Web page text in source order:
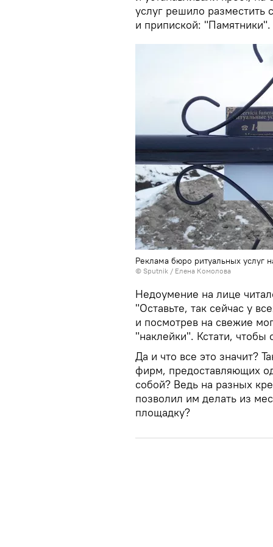
услуг решило
и припиской: "Памятники".
Реклама бюро ритуальных услуг
© Sputnik / Елена Комолова
Недоумение на лице
"Оставьте, так сейчас у
и посмотрев на свежие
"наклейки". Кстати, чтобы
Да и что все это значит?
фирм, предоставляющих
собой? Ведь на разных
позволил им делать из
площадку?